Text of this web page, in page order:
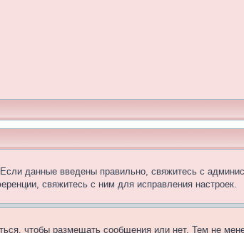
данные введены правильно, свяжитесь с
свяжитесь с ним для исправления настроек.
чтобы размещать сообщения или нет. Тем не